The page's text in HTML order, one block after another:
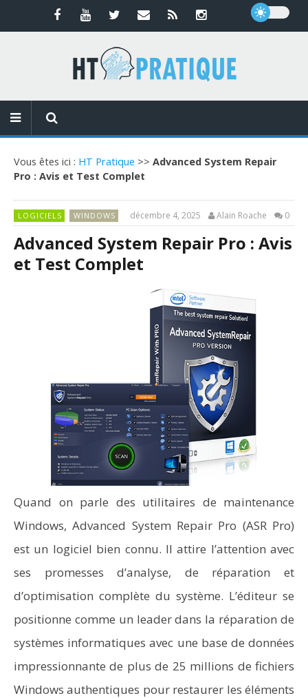
Vous êtes ici : HT Pratique >> Advanced System Repair
Pro : Avis et Test Complet
LOGICIELS WINDOWS décembre 4, 2025 Alain Roache 0
Advanced System Repair Pro : Avis
et Test Complet
Quand on parle des utilitaires de maintenance
Windows, Advanced System Repair Pro (ASR Pro)
est un logiciel bien connu. Il attire l’attention avec
ses promesses d’analyse, de réparation et
d’optimisation complète du système. L’éditeur se
positionne comme un leader dans la réparation de
systèmes informatiques avec une base de données
impressionnante de plus de 25 millions de fichiers
Windows authentiques pour restaurer les éléments